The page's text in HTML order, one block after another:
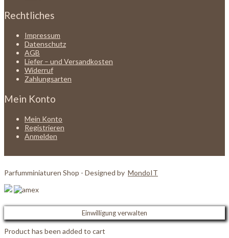
Rechtliches
Impressum
Datenschutz
AGB
Liefer – und Versandkosten
Widerruf
Zahlungsarten
Mein Konto
Mein Konto
Registrieren
Anmelden
Parfumminiaturen Shop - Designed by MondoIT
Einwilligung verwalten
Product has been added to cart